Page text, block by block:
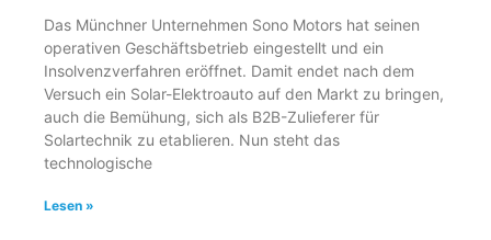
Das Münchner Unternehmen Sono Motors hat seinen
operativen Geschäftsbetrieb eingestellt und ein
Insolvenzverfahren eröffnet. Damit endet nach dem
Versuch ein Solar-Elektroauto auf den Markt zu bringen,
auch die Bemühung, sich als B2B-Zulieferer für
Solartechnik zu etablieren. Nun steht das
technologische
Lesen »